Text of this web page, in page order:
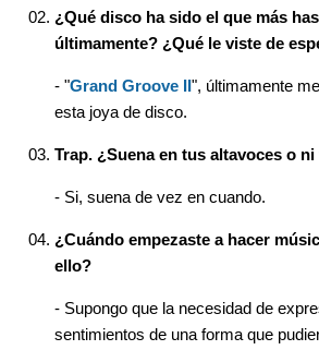
¿Qué disco ha sido el que más
últimamente? ¿Qué le viste de
- "Grand Groove II ", últimamente
esta joya de disco.
Trap. ¿Suena en tus altavoces o
- Si, suena de vez en cuando.
¿Cuándo empezaste a hacer
ello?
- Supongo que la necesidad de
sentimientos de una forma que